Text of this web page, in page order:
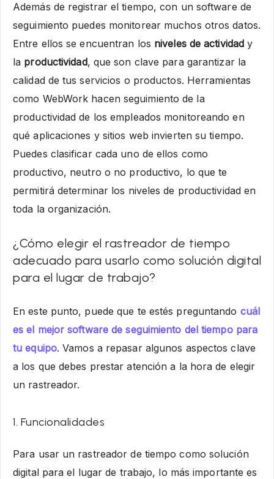
Además de registrar el tiempo, con un software de
seguimiento puedes monitorear muchos otros datos.
Entre ellos se encuentran los niveles de actividad y
la productividad, que son clave para garantizar la
calidad de tus servicios o productos. Herramientas
como WebWork hacen seguimiento de la
productividad de los empleados monitoreando en
qué aplicaciones y sitios web invierten su tiempo.
Puedes clasificar cada uno de ellos como
productivo, neutro o no productivo, lo que te
permitirá determinar los niveles de productividad en
toda la organización.
¿Cómo elegir el rastreador de tiempo
adecuado para usarlo como solución digital
para el lugar de trabajo?
En este punto, puede que te estés preguntando cuál
es el mejor software de seguimiento del tiempo para
tu equipo. Vamos a repasar algunos aspectos clave
a los que debes prestar atención a la hora de elegir
un rastreador.
1. Funcionalidades
Para usar un rastreador de tiempo como solución
digital para el lugar de trabajo, lo más importante es